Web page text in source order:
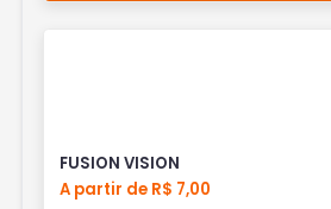
FUSION VISION
A partir de R$ 7,00